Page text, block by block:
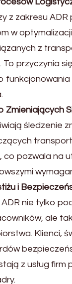
z zakresu ADR
w
z
przyczynia
funkcjonowania
Zmieniających
śledzenie
co pozwala na
i
ADR nie tylko
ale
Klienci,
z usług firm